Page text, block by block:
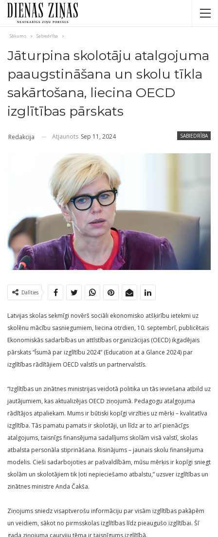
Sākums Sabiedrība
Jāturpina skolotāju atalgojuma
paaugstināšana un skolu tīkla
sakārtošana, liecina OECD
izglītības pārskats
SABIEDRĪBA
Redakcija Atjaunots Sep 11, 2024
Dalīties
Latvijas skolas sekmīgi novērš sociāli ekonomisko atšķirību ietekmi uz
skolēnu mācību sasniegumiem, liecina otrdien, 10. septembrī, publicētais
Ekonomiskās sadarbības un attīstības organizācijas (OECD) ikgadējais
pārskats “Īsumā par izglītību 2024” (Education at a Glance 2024) par
izglītības rādītājiem OECD valstīs un partnervalstīs.
“Izglītības un zinātnes ministrijas veidotā politika un tās ieviešana atbild uz
jautājumiem, kas aktualizējas OECD ziņojumā. Pedagogu atalgojuma
rādītājos atpaliekam. Mums ir būtiski kopīgi virzīties uz mērķi – kvalitatīva
izglītība. Tās pamatu pamats ir skolotāji, un līdz ar to arī pienācīgs
atalgojums, taisnīgs finansējuma sadalījums skolām visā valstī, skolas
atbalsta personāla stiprināšana. Risinājums – jaunais skolu finansējuma
modelis. Cieši sadarbojoties ar pašvaldībām, mūsu mērķis ir kopīgi sniegt
skolām un skolotājiem tik ļoti nepieciešamo atbalstu,” uzsver izglītības un
zinātnes ministre Anda Čakša.
Ziņojums sniedz visaptverošu informāciju par visām izglītības pakāpēm
un veidiem, sākot no pirmsskolas izglītības līdz pieaugušo izglītībai. Šī